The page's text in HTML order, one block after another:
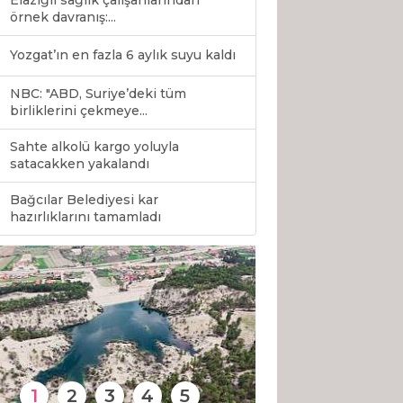
örnek davranış:...
Yozgat’ın en fazla 6 aylık suyu kaldı
NBC: "ABD, Suriye’deki tüm
birliklerini çekmeye...
Sahte alkolü kargo yoluyla
satacakken yakalandı
Bağcılar Belediyesi kar
hazırlıklarını tamamladı
1 2 3 4 5